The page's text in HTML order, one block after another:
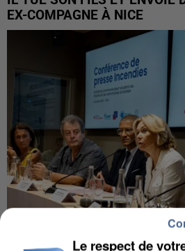
EX-COMPAGNE À NICE
Le respect de